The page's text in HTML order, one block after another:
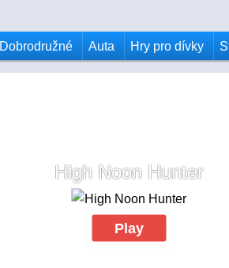
Dobrodružné Auta Hry pro dívky
High Noon Hunter
Play